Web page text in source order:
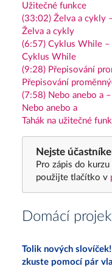
Užitečné funkce
(33:02) Želva a cykly
Želva a cykly
(6:57) Cyklus While –
Cyklus While
(9:28) Přepisování
Přepisování
(7:58) Nebo anebo a
Nebo anebo a
Tahák na užitečné
Nejste
Pro zápis do
použijte tlačítko v
Domácí
Tolik nových
zkuste pomocí pár